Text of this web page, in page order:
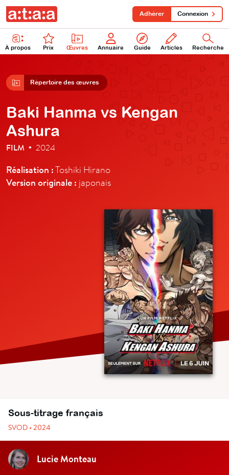
À propos Prix Œuvres Annuaire Guide Articles Recherche
Adhérer Connexion
Répertoire des œuvres
Baki Hanma vs Kengan
Ashura
FILM • 2024
Réalisation :Toshiki Hirano
Version originale : japonais
Sous-titrage français
SVOD • 2024
Lucie Monteau